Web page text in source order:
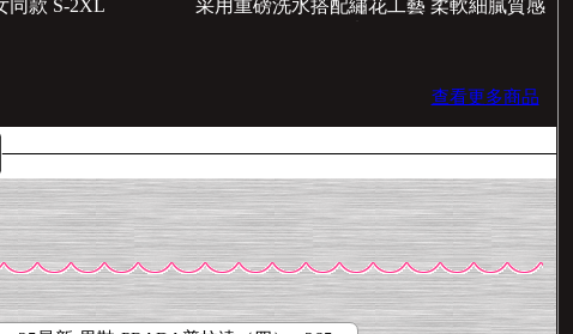
同款 S-2XL
采用重磅洗水搭配繡花工藝 柔軟細膩質感
查看更多商品